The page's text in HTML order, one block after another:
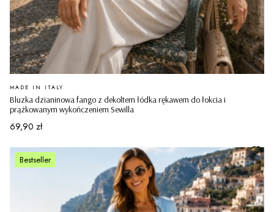
Bluzka dzianinowa fango z dekoltem łódka rękawem do łokcia i
prążkowanym wykończeniem Sewilla
PRODUCENT
MADE IN ITALY
Cena
69,90 zł
Bestseller